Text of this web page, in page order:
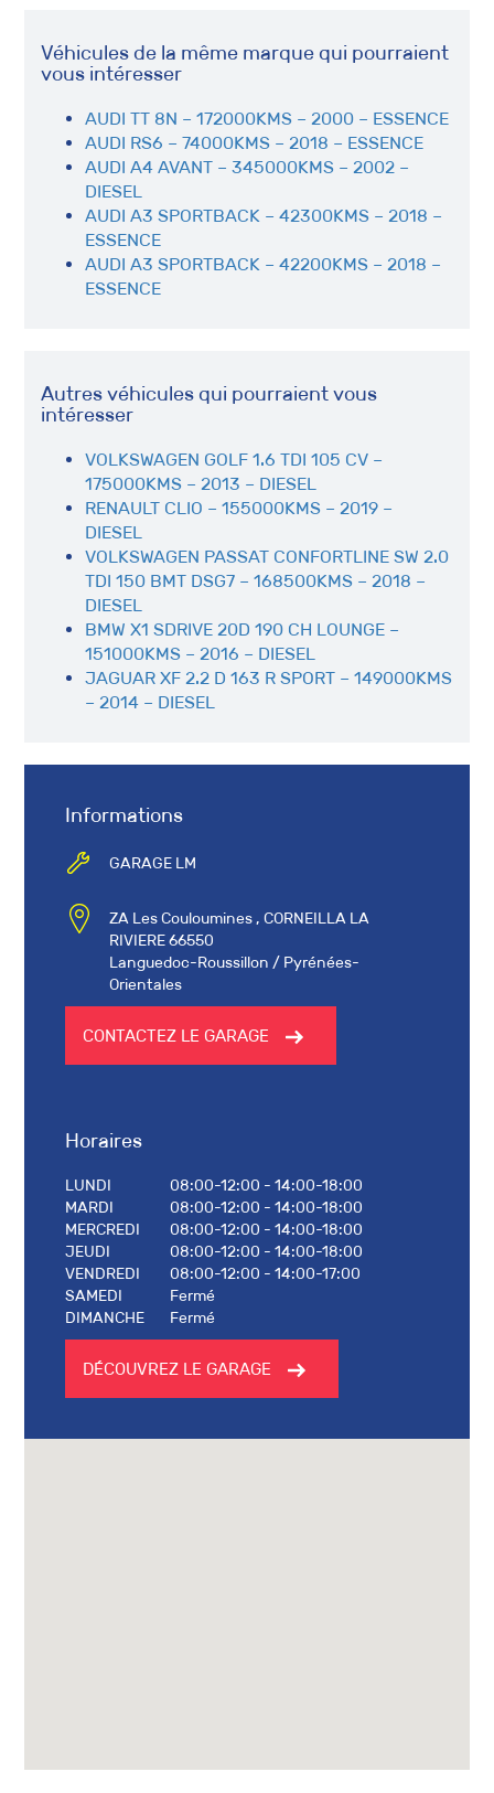
Véhicules de la même marque qui pourraient
vous intéresser
AUDI TT 8N – 172000KMS – 2000 – ESSENCE
AUDI RS6 – 74000KMS – 2018 – ESSENCE
AUDI A4 AVANT – 345000KMS – 2002 –
DIESEL
AUDI A3 SPORTBACK – 42300KMS – 2018 –
ESSENCE
AUDI A3 SPORTBACK – 42200KMS – 2018 –
ESSENCE
Autres véhicules qui pourraient vous
intéresser
VOLKSWAGEN GOLF 1.6 TDI 105 CV –
175000KMS – 2013 – DIESEL
RENAULT CLIO – 155000KMS – 2019 –
DIESEL
VOLKSWAGEN PASSAT CONFORTLINE SW 2.0
TDI 150 BMT DSG7 – 168500KMS – 2018 –
DIESEL
BMW X1 SDRIVE 20D 190 CH LOUNGE –
151000KMS – 2016 – DIESEL
JAGUAR XF 2.2 D 163 R SPORT – 149000KMS
– 2014 – DIESEL
Informations
GARAGE LM
ZA Les Couloumines , CORNEILLA LA
RIVIERE 66550
Languedoc-Roussillon / Pyrénées-
Orientales
CONTACTEZ LE GARAGE
Horaires
LUNDI
08:00-12:00 - 14:00-18:00
MARDI
08:00-12:00 - 14:00-18:00
MERCREDI
08:00-12:00 - 14:00-18:00
JEUDI
08:00-12:00 - 14:00-18:00
VENDREDI
08:00-12:00 - 14:00-17:00
SAMEDI
Fermé
DIMANCHE
Fermé
DÉCOUVREZ LE GARAGE